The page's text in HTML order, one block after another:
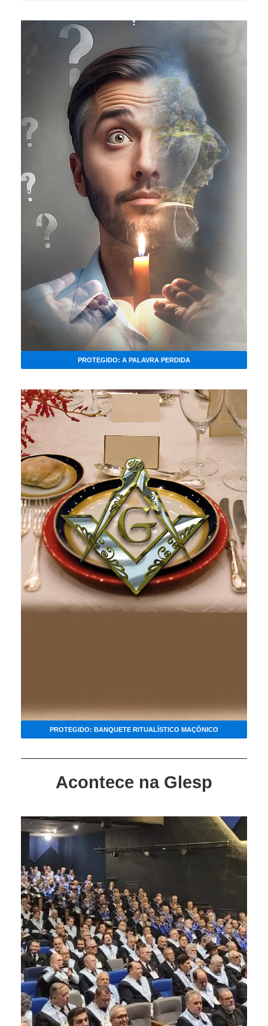
PROTEGIDO: A PALAVRA PERDIDA
PROTEGIDO: BANQUETE RITUALÍSTICO MAÇÔNICO
Acontece na Glesp